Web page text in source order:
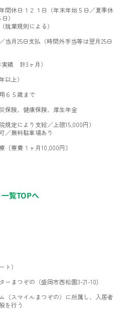
間休日１２１日（年末年始５日／夏季休
）
就業規則による）
当月25日支払（時間外手当等は翌月25日
績 計3ヶ月）
以上）
６５歳まで
保険、健康保険、厚生年金
規定により支給／上限15,000円）
／無料駐車場あり
〔寮費１ヶ月10,000円〕
一覧TOPへ
ト）
ーまつぞの（盛岡市西松園3-21-10)
（スマイルまつぞの）に所属し、入居者
を行う